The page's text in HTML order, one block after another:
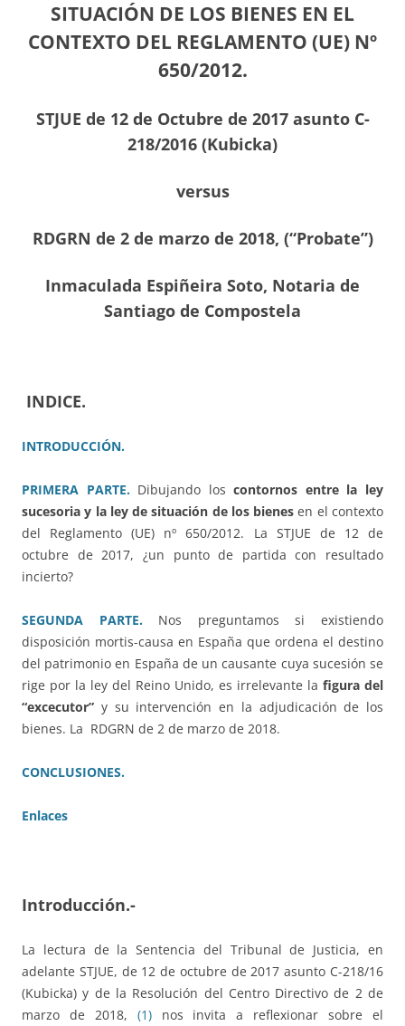
SITUACIÓN DE LOS BIENES EN EL
CONTEXTO DEL REGLAMENTO (UE) Nº
650/2012.
STJUE de 12 de Octubre de 2017 asunto C-
218/2016 (Kubicka)
versus
RDGRN de 2 de marzo de 2018, (“Probate”)
Inmaculada Espiñeira Soto, Notaria de
Santiago de Compostela
INDICE.
INTRODUCCIÓN.
PRIMERA PARTE.Dibujando loscontornos entre la ley
sucesoria y la ley de situación de los bienes en el contexto
del Reglamento (UE) nº 650/2012. La STJUE de 12 de
octubre de 2017, ¿un punto de partida con resultado
incierto?
SEGUNDA PARTE.Nos preguntamos si existiendo
disposición mortis-causa en España que ordena el destino
del patrimonio en España de un causante cuya sucesión se
rige por la ley del Reino Unido, es irrelevante la figura del
“excecutor” y su intervención en la adjudicación de los
bienes. La RDGRN de 2 de marzo de 2018.
CONCLUSIONES.
Enlaces
Introducción.-
La lectura de la Sentencia del Tribunal de Justicia, en
adelante STJUE, de 12 de octubre de 2017 asunto C-218/16
(Kubicka) y de la Resolución del Centro Directivo de 2 de
marzo de 2018, (1)nos invita a reflexionar sobre el